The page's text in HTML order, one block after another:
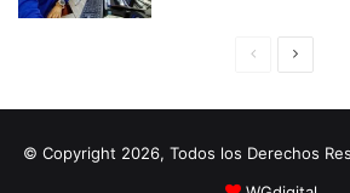
i
u
© Copyright 2026, Todos los Derechos